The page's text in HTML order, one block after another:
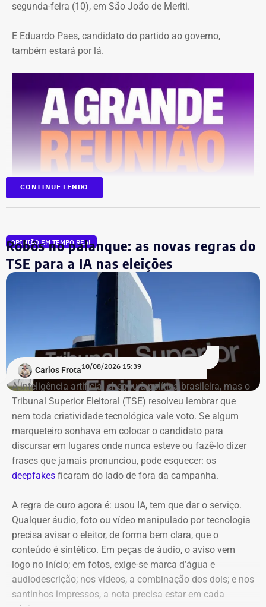
segunda-feira (10), em São João de Meriti.
E Eduardo Paes, candidato do partido ao governo,
também estará por lá.
A aliança com o PL ficou pelo
caminho
A Federação União Progressista, formada por União
Brasil e PP, estava no caminho de uma aliança com o PL
CONTINUE LENDO
OPINIÃO EM TEMPO REAL
Robôs no palanque: as novas regras do
TSE para a IA nas eleições
Carlos Frota10/08/2026 15:39
A inteligência artificial chegou à política brasileira, mas o
Tribunal Superior Eleitoral (TSE) resolveu lembrar que
nem toda criatividade tecnológica vale voto. Se algum
marqueteiro sonhava em colocar o candidato para
discursar em lugares onde nunca esteve ou fazê-lo dizer
frases que jamais pronunciou, pode esquecer: os
deepfakes ficaram do lado de fora da campanha.
A regra de ouro agora é: usou IA, tem que dar o serviço.
Qualquer áudio, foto ou vídeo manipulado por tecnologia
precisa avisar o eleitor, de forma bem clara, que o
conteúdo é sintético. Em peças de áudio, o aviso vem
logo no início; em fotos, exige-se marca d’água e
audiodescrição; nos vídeos, a combinação dos dois; e nos
santinhos impressos, a nota precisa estar em cada